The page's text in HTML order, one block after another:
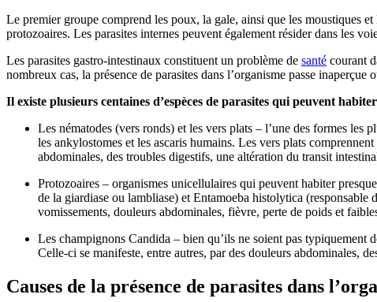
Le premier groupe comprend les poux, la gale, ainsi que les moustiques
protozoaires. Les parasites internes peuvent également résider dans les
Les parasites gastro-intestinaux constituent un problème de santé courant
nombreux cas, la présence de parasites dans l’organisme passe inaperçue
Il existe plusieurs centaines d’espèces de parasites qui peuvent
Les nématodes (vers ronds) et les vers plats – l’une des formes les
les ankylostomes et les ascaris humains. Les vers plats
abdominales, des troubles digestifs, une altération du transit
Protozoaires – organismes unicellulaires qui peuvent habiter
de la giardiase ou lambliase) et Entamoeba histolytica (responsable
vomissements, douleurs abdominales, fièvre, perte de poids et
Les champignons Candida – bien qu’ils ne soient pas typiquement
Celle-ci se manifeste, entre autres, par des douleurs abdominales,
Causes de la présence de parasites dans